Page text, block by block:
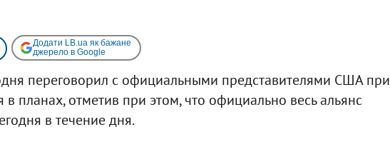
Додати LB.ua як бажане
джерело в Google
переговорил с официальными представителями США при
планах, отметив при этом, что официально весь альянс
в течение дня.